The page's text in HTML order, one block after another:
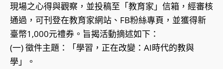
現場之心得與觀察，並投稿至「教育家」信箱，經審核
通過，可刊登在教育家網站、FB粉絲專頁，並獲得新
臺幣1,000元禮券。旨揭活動摘述如下：
(一) 徵件主題：「學習，正在改變：AI時代的教與
學」。